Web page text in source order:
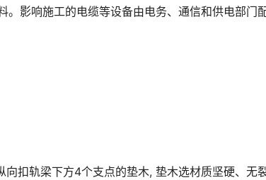
影响施工的电缆等设备由电务、通信和供电部门
扣轨梁下方4个支点的垫木, 垫木选材质坚硬、无